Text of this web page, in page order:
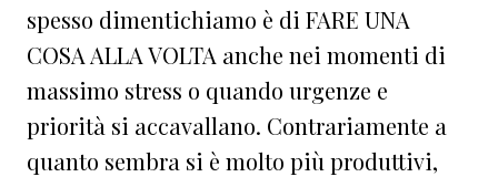
spesso dimentichiamo è di FARE UNA
COSA ALLA VOLTA anche nei momenti di
massimo stress o quando urgenze e
priorità si accavallano. Contrariamente a
quanto sembra si è molto più produttivi,